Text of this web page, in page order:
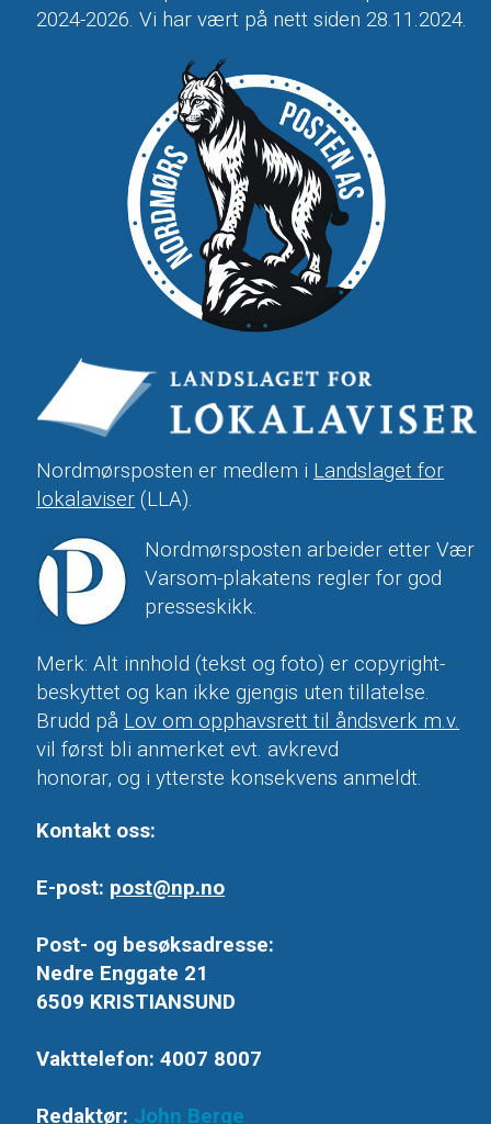
2024-2026. Vi har vært på nett siden 28.11.2024.
Nordmørsposten er medlem i Landslaget for
lokalaviser (LLA).
Nordmørsposten arbeider etter Vær
Varsom-plakatens regler for god
presseskikk.
Merk: Alt innhold (tekst og foto) er copyright-
beskyttet og kan ikke gjengis uten tillatelse.
Brudd på Lov om opphavsrett til åndsverk m.v.
vil først bli anmerket evt. avkrevd
honorar, og i ytterste konsekvens anmeldt.
Kontakt oss:
E-post: post@np.no
Post- og besøksadresse:
Nedre Enggate 21
6509 KRISTIANSUND
Vakttelefon: 4007 8007
Redaktør: John Berge